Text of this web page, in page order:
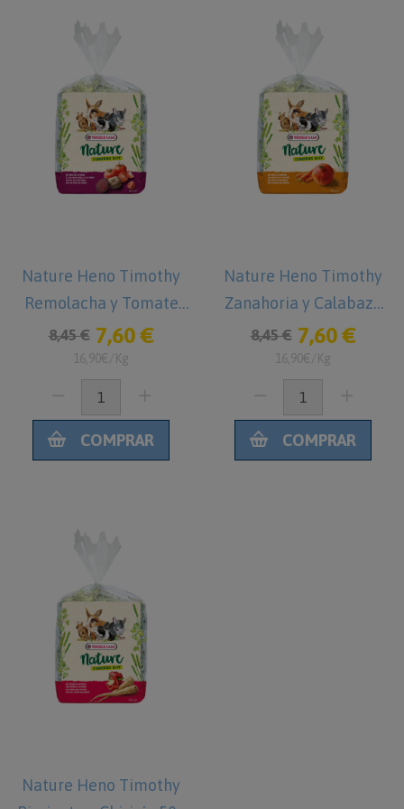
Nature Heno Timothy
Remolacha y Tomate
500 g
8,45 € 7,60 €
16,90€/Kg
COMPRAR
Nature Heno Timothy
Zanahoria y Calabaza
500 g
8,45 € 7,60 €
16,90€/Kg
COMPRAR
Nature Heno Timothy